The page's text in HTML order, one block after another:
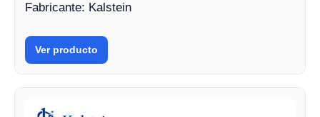
Fabricante: Kalstein
Ver producto